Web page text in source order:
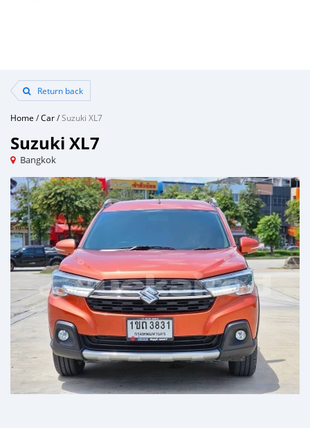
Return back
Home /Car/Suzuki XL7
Suzuki XL7
Bangkok